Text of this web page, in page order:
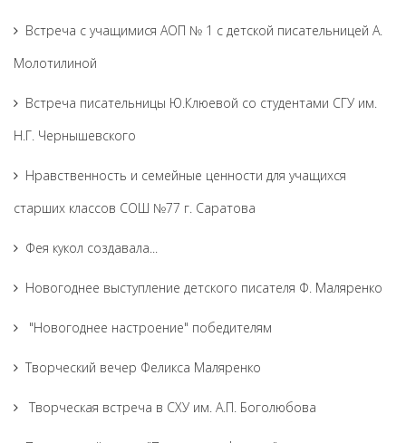
Встреча с учащимися АОП № 1 с детской писательницей А.
Молотилиной
Встреча писательницы Ю.Клюевой со студентами СГУ им.
Н.Г. Чернышевского
Нравственность и семейные ценности для учащихся
старших классов СОШ №77 г. Саратова
Фея кукол создавала...
Новогоднее выступление детского писателя Ф. Маляренко
"Новогоднее настроение" победителям
Творческий вечер Феликса Маляренко
Творческая встреча в СХУ им. А.П. Боголюбова